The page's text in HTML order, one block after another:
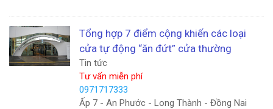
Tổng hợp 7 điểm cộng khiến các loại
cửa tự động “ăn đứt” cửa thường
Tin tức
Tư vấn miễn phí
0971717333
Ấp 7 - An Phước - Long Thành - Đồng Nai